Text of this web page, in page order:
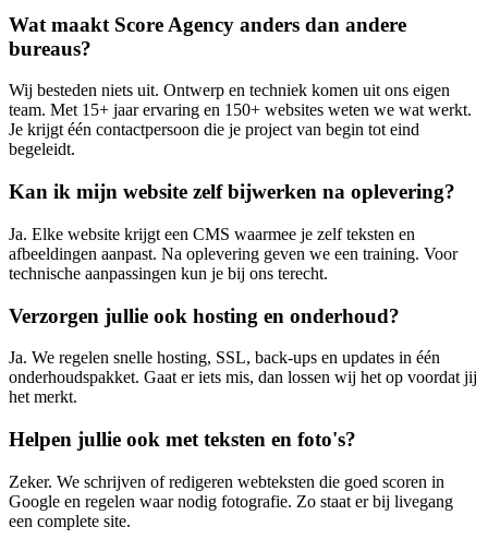
Wat maakt Score Agency anders dan andere
bureaus?
Wij besteden niets uit. Ontwerp en techniek komen uit ons eigen
team. Met 15+ jaar ervaring en 150+ websites weten we wat werkt.
Je krijgt één contactpersoon die je project van begin tot eind
begeleidt.
Kan ik mijn website zelf bijwerken na oplevering?
Ja. Elke website krijgt een CMS waarmee je zelf teksten en
afbeeldingen aanpast. Na oplevering geven we een training. Voor
technische aanpassingen kun je bij ons terecht.
Verzorgen jullie ook hosting en onderhoud?
Ja. We regelen snelle hosting, SSL, back-ups en updates in één
onderhoudspakket. Gaat er iets mis, dan lossen wij het op voordat jij
het merkt.
Helpen jullie ook met teksten en foto's?
Zeker. We schrijven of redigeren webteksten die goed scoren in
Google en regelen waar nodig fotografie. Zo staat er bij livegang
een complete site.